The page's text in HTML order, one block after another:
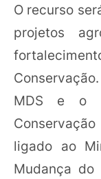
O recurso
projetos
MDS e o
ligado ao
Mudança do